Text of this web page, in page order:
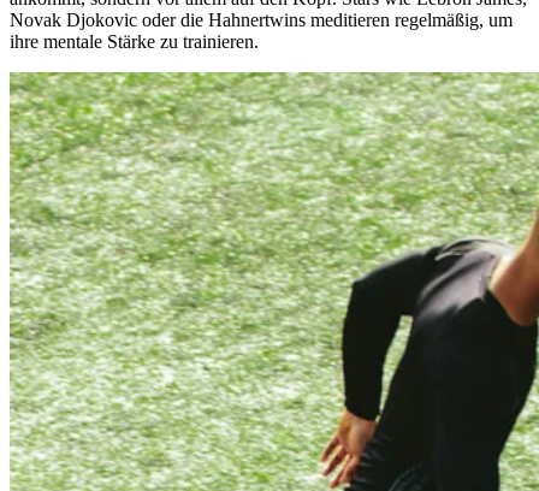
Novak Djo­ko­vic oder die Hah­nert­wins medi­tie­ren regel­mä­ßig, um
ihre men­tale Stärke zu trai­nie­ren.